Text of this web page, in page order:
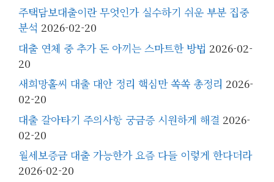
주택담보대출이란 무엇인가 실수하기 쉬운 부분 집중
분석 2026-02-20
대출 연체 중 추가 돈 아끼는 스마트한 방법 2026-02-
20
새희망홀씨 대출 대안 정리 핵심만 쏙쏙 총정리 2026-
02-20
대출 갈아타기 주의사항 궁금증 시원하게 해결 2026-
02-20
월세보증금 대출 가능한가 요즘 다들 이렇게 한다더라
2026-02-20